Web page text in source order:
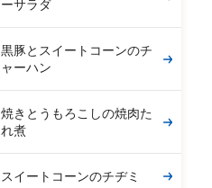
ーサラダ
黒豚とスイートコーンのチ
ャーハン
焼きとうもろこしの焼肉た
れ煮
スイートコーンのチヂミ